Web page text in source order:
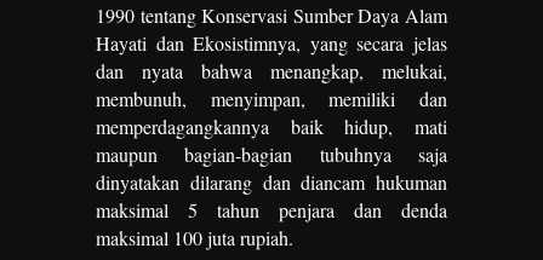
1990 tentang Konservasi Sumber Daya Alam
Hayati dan Ekosistimnya, yang secara jelas
dan nyata bahwa menangkap, melukai,
membunuh, menyimpan, memiliki dan
memperdagangkannya baik hidup, mati
maupun bagian-bagian tubuhnya saja
dinyatakan dilarang dan diancam hukuman
maksimal 5 tahun penjara dan denda
maksimal 100 juta rupiah.